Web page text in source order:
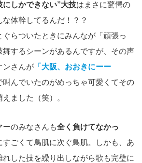
にしかできない”大技はまさに驚愕の
体幹してるんだ！？？
らついたときにみんなが「頑張っ
舞するシーンがあるんですが、その声
ンさんが 「大阪、おおきにーー
叫んでいたのがめっちゃ可愛くてその
ました（笑）。
ーのみなさんも全く負けてなかっ
すごくて鳥肌に次ぐ鳥肌。しかも、あ
した技を繰り出しながら歌も完璧に